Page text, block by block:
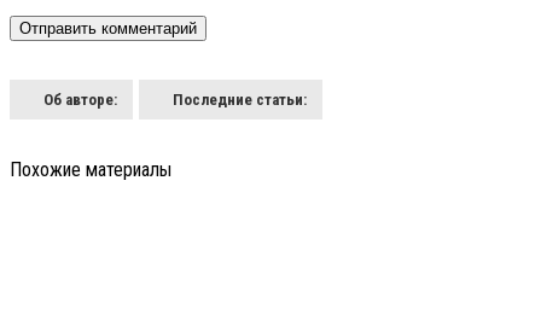
Об авторе: Последние статьи:
Похожие материалы